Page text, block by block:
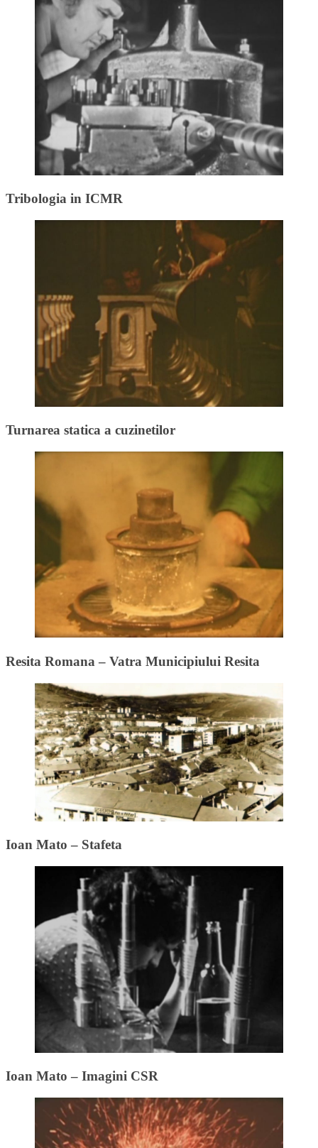
Tribologia in ICMR
Turnarea statica a cuzinetilor
Resita Romana – Vatra Municipiului Resita
Ioan Mato – Stafeta
Ioan Mato – Imagini CSR